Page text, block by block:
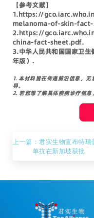
【参考文献】
1.https://
melanoma-of-skin-
2.https://
china-fact-sheet.pdf.
3.中华人民共和国国家卫
年版）.
1. 本材料旨在传递前沿信息，
导。
2. 若您想了解具体疾病诊疗信息
上一篇：君实生物宣布特瑞
单抗在新加坡获批